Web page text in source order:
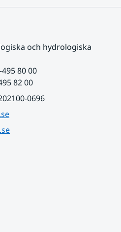
och hydrologiska
80 00
82 00
0696